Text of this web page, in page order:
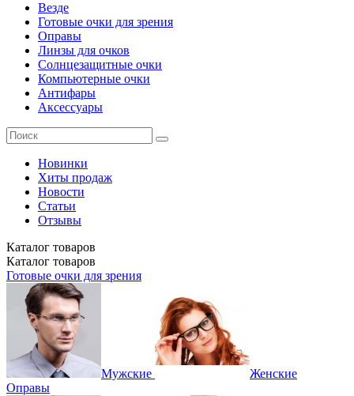
Везде
Готовые очки для зрения
Оправы
Линзы для очков
Солнцезащитные очки
Компьютерные очки
Антифары
Аксессуары
Новинки
Хиты продаж
Новости
Статьи
Отзывы
Каталог товаров
Каталог товаров
Готовые очки для зрения
Мужские
Женские
Оправы